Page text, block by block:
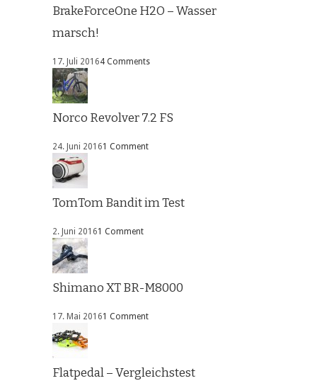
BrakeForceOne H2O – Wasser
marsch!
17. Juli 20164 Comments
Norco Revolver 7.2 FS
24. Juni 20161 Comment
TomTom Bandit im Test
2. Juni 20161 Comment
Shimano XT BR-M8000
17. Mai 20161 Comment
Flatpedal – Vergleichstest